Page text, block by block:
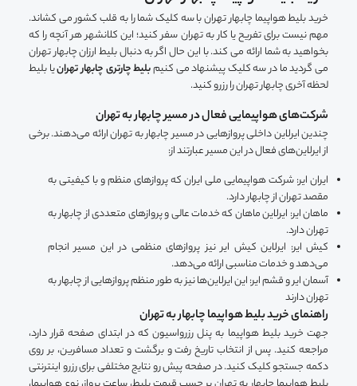
خرید بلیط هواپیما چابهار تهران با سه کلیک شما را به قلب کشور می کشاند.
مهم نیست برای تفریح یا کار به تهران سفر کنید؛ این کلانشهر هر آنچه را که
بخواهید به شما ارائه می کند. با این حال اگر به دنبال بلیط ارزان چابهار تهران
می گردید ما در سه کلیک پیشنهاد می کنیمبلیط چارتری چابهار تهرانیا بلیط
لحظه آخری چابهار تهران را رزرو کنید.
شرکت‌های هواپیمایی فعال در مسیر چابهار به تهران
چندین ایرلاین داخلی پروازهایی در مسیر چابهار به تهران ارائه می‌دهند. برخی
از ایرلاین‌های فعال در این مسیر عبارتند از:
ایران ایر: شرکت هواپیمایی ملی ایران که پروازهای منظم و با کیفیتی به
مقصد تهران از چابهار دارد.
ماهان ایر: ایرلاین ماهان که خدمات عالی و پروازهای متعددی از چابهار به
تهران دارد.
کیش ایر: ایرلاین کیش ایر نیز پروازهای منظمی در این مسیر انجام
می‌دهد و خدمات مناسبی ارائه می‌دهد.
آسمان ایر و قشم ایر: این ایرلاین‌ها نیز به طور منظم پروازهایی از چابهار به
تهران دارند
راهنمای خرید بلیط هواپیما چابهار به تهران
جهت خرید بلیط هواپیما به پنل رزرواسیون که در ابتدای صفحه قرار دارد،
مراجعه کنید. پس از انتخاب تاریخ رفت و برگشت و تعداد مسافرین، بر روی
دکمه جستجو کلیک کنید. در صفحه پیش رو نتایج مختلفی برای رزرو اینترنتی